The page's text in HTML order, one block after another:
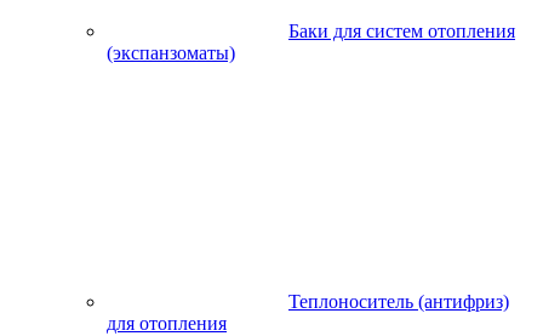
Баки для систем отопления
(экспанзоматы)
Теплоноситель (антифриз)
для отопления